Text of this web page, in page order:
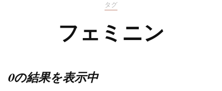
タグ
フェミニン
0の結果を表示中